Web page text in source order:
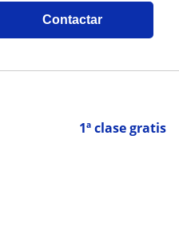
Contactar
1ª clase gratis